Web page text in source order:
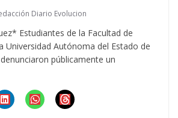
Diario Evolucion
Estudiantes de la Facultad de
Universidad Autónoma del Estado de
públicamente un